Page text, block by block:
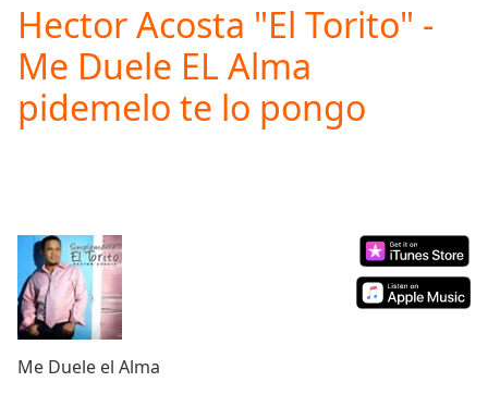
Video
Play
Skip
Backward
Skip
Forward
Duration-:-
Loaded:
0.00%
Stream
TypeLIVE
Seek to
live,
Hector Acosta "El Torito" -
Me Duele EL Alma
pidemelo te lo pongo
Me Duele el Alma